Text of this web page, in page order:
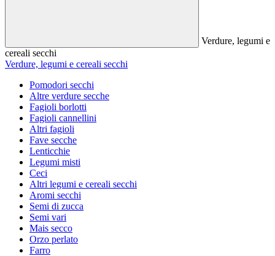
Verdure, legumi e
cereali secchi
Verdure, legumi e cereali secchi
Pomodori secchi
Altre verdure secche
Fagioli borlotti
Fagioli cannellini
Altri fagioli
Fave secche
Lenticchie
Legumi misti
Ceci
Altri legumi e cereali secchi
Aromi secchi
Semi di zucca
Semi vari
Mais secco
Orzo perlato
Farro